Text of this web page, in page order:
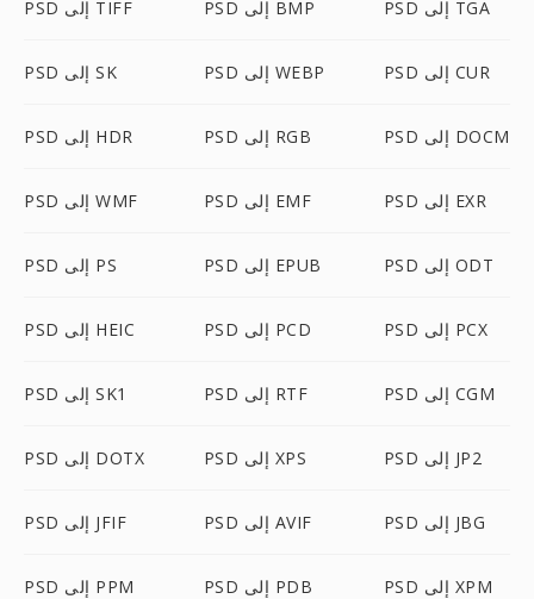
PSD إلى TIFF PSD إلى BMP PSD إلى TGA
PSD إلى SK PSD إلى WEBP PSD إلى CUR
PSD إلى HDR PSD إلى RGB PSD إلى DOCM
PSD إلى WMF PSD إلى EMF PSD إلى EXR
PSD إلى PS PSD إلى EPUB PSD إلى ODT
PSD إلى HEIC PSD إلى PCD PSD إلى PCX
PSD إلى SK1 PSD إلى RTF PSD إلى CGM
PSD إلى DOTX PSD إلى XPS PSD إلى JP2
PSD إلى JFIF PSD إلى AVIF PSD إلى JBG
PSD إلى PPM PSD إلى PDB PSD إلى XPM